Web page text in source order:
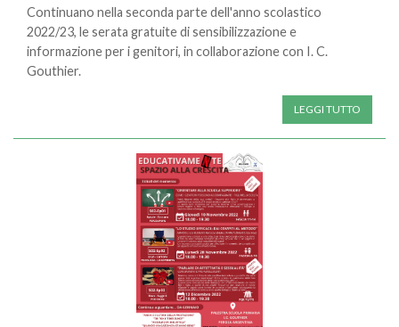
Continuano nella seconda parte dell'anno scolastico
2022/23, le serata gratuite di sensibilizzazione e
informazione per i genitori, in collaborazione con I. C.
Gouthier.
LEGGI TUTTO